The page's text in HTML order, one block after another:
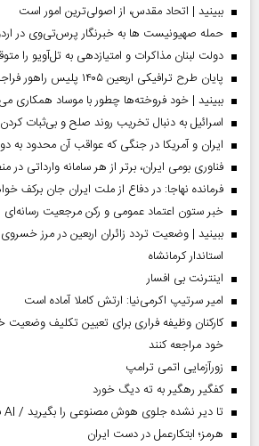
ببینید | اتحاد مقدس، از اصولی‌ترین امور است
حمله صهیونیست ها به خبرنگار پرس‌تی‌وی در
دولت لبنان مذاکرات و امتیازدهی به تل‌آویو را
پایان طرح ترافیکی اربعین ۱۴۰۵ پلیس راهور فراجا با ثبت ۶۷ میلیون تردد
ببینید | خود فروخته‌ها چطور با موساد همکاری
اسرائیل به دنبال تخریب روند صلح و بی‌ثبات
ایران و آمریکا در جنگی که عواقب آن محدود به
فناوری بومی ایران، برتر از هر سامانه وارداتی
فرمانده نهاجا: در دفاع از ملت ایران جان برکف
خبر ستون اعتماد عمومی و رکن مرجعیت
ببینید | وضعیت تردد زائران اربعین در مرز
استاندار کرمانشاه
اینترنت بی افسار
امیر سرتیپ اکرمی‌نیا: ارتش کاملا آماده است
کارکنان وظیفه فراری برای تعیین تکلیف
خود مراجعه کنند
زورآزمایی اتمی ترامپ
کفگیر رهگیر به ته دیگ خورد
تا دیر نشده جلوی هوش مصنوعی را بگیرید / AI به انسان مسلط می‌شود؟
هرمز؛ ابتکارعمل در دست ایران